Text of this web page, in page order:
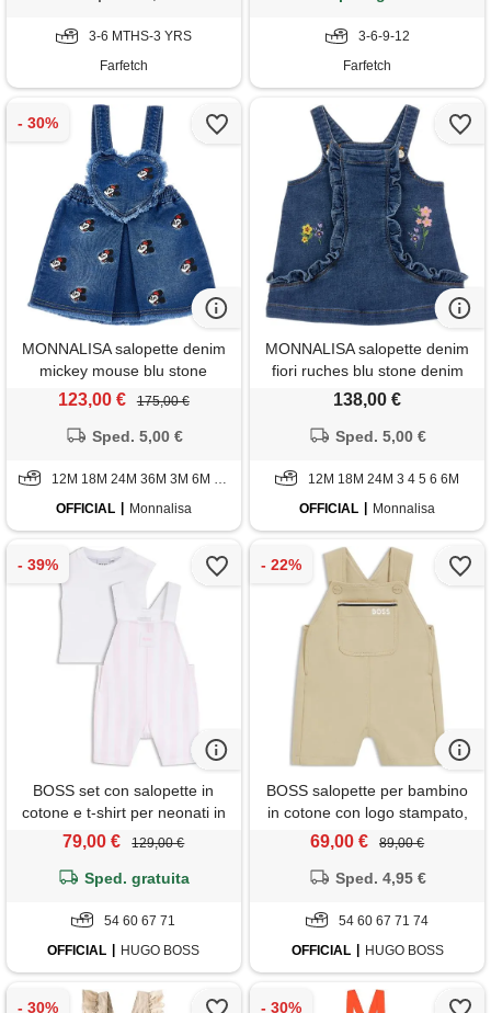
3-6 MTHS-3 YRS
Farfetch
3-6-9-12
Farfetch
MONNALISA salopette denim
mickey mouse blu stone
denim
123,00 € 175,00 €
Sped. 5,00 €
12M 18M 24M 36M 3M 6M 9M
OFFICIAL
Monnalisa
MONNALISA salopette denim
fiori ruches blu stone denim
138,00 €
Sped. 5,00 €
12M 18M 24M 3 4 5 6 6M
OFFICIAL
Monnalisa
BOSS set con salopette in
cotone e t-shirt per neonati in
confezione regalo, rosa chiaro
79,00 € 129,00 €
Sped. gratuita
54 60 67 71
OFFICIAL
HUGO BOSS
BOSS salopette per bambino
in cotone con logo stampato,
beige
69,00 € 89,00 €
Sped. 4,95 €
54 60 67 71 74
OFFICIAL
HUGO BOSS